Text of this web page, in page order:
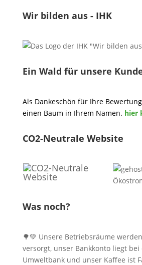
Wir bilden aus - IHK
Ein Wald für unsere
Als Dankeschön für Ihre
einen Baum in Ihrem Namen. hier
CO2-Neutrale Website
Was noch?
🌳💚 Unsere Betriebsräume
versorgt, unser Bankkonto liegt bei
Umweltbank und unser Kaffee ist